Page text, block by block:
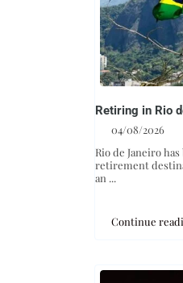
Retiring in Rio
04/08/2026
Rio de Janeiro
retirement
an ...
Continue